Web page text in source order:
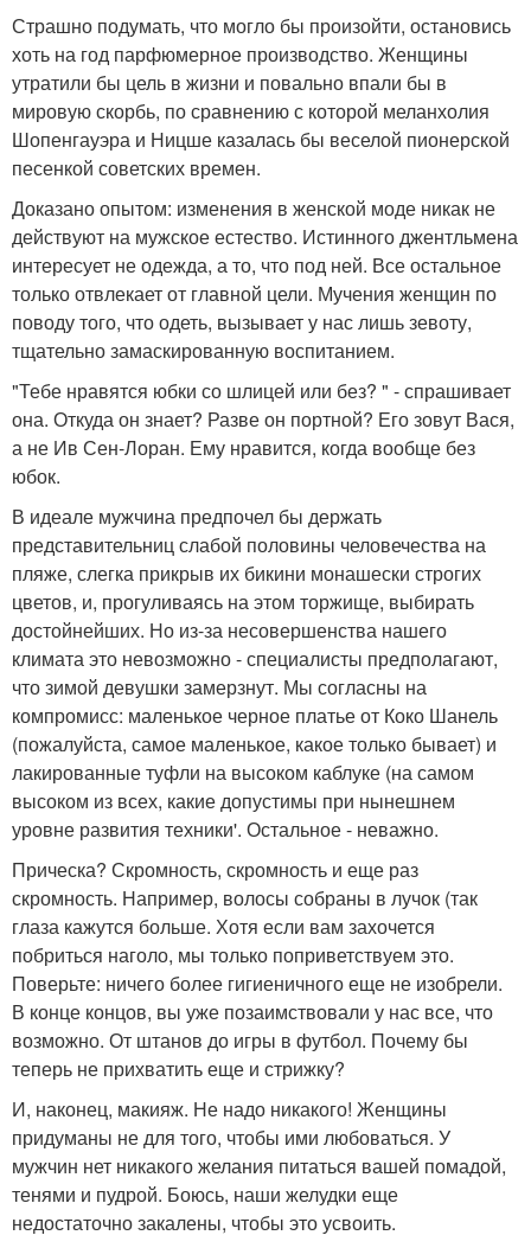
Страшно подумать, что могло бы произойти, остановись
хоть на год парфюмерное производство. Женщины
утратили бы цель в жизни и повально впали бы в
мировую скорбь, по сравнению с которой меланхолия
Шопенгауэра и Ницше казалась бы веселой пионерской
песенкой советских времен.
Доказано опытом: изменения в женской моде никак не
действуют на мужское естество. Истинного джентльмена
интересует не одежда, а то, что под ней. Все остальное
только отвлекает от главной цели. Мучения женщин по
поводу того, что одеть, вызывает у нас лишь зевоту,
тщательно замаскированную воспитанием.
"Тебе нравятся юбки со шлицей или без? " - спрашивает
она. Откуда он знает? Разве он портной? Его зовут Вася,
а не Ив Сен-Лоран. Ему нравится, когда вообще без
юбок.
В идеале мужчина предпочел бы держать
представительниц слабой половины человечества на
пляже, слегка прикрыв их бикини монашески строгих
цветов, и, прогуливаясь на этом торжище, выбирать
достойнейших. Но из-за несовершенства нашего
климата это невозможно - специалисты предполагают,
что зимой девушки замерзнут. Мы согласны на
компромисс: маленькое черное платье от Коко Шанель
(пожалуйста, самое маленькое, какое только бывает) и
лакированные туфли на высоком каблуке (на самом
высоком из всех, какие допустимы при нынешнем
уровне развития техники'. Остальное - неважно.
Прическа? Скромность, скромность и еще раз
скромность. Например, волосы собраны в лучок (так
глаза кажутся больше. Хотя если вам захочется
побриться наголо, мы только поприветствуем это.
Поверьте: ничего более гигиеничного еще не изобрели.
В конце концов, вы уже позаимствовали у нас все, что
возможно. От штанов до игры в футбол. Почему бы
теперь не прихватить еще и стрижку?
И, наконец, макияж. Не надо никакого! Женщины
придуманы не для того, чтобы ими любоваться. У
мужчин нет никакого желания питаться вашей помадой,
тенями и пудрой. Боюсь, наши желудки еще
недостаточно закалены, чтобы это усвоить.